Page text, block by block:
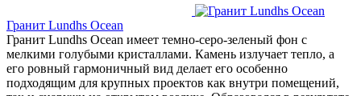
Гранит Lundhs Ocean
Гранит Lundhs Ocean имеет темно-серо-зеленый фон с
мелкими голубыми кристаллами. Камень излучает тепло, а
его ровный гармоничный вид делает его особенно
подходящим для крупных проектов как внутри помещений,